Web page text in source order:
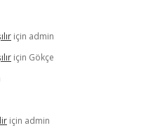
için admin
için Gökçe
için admin